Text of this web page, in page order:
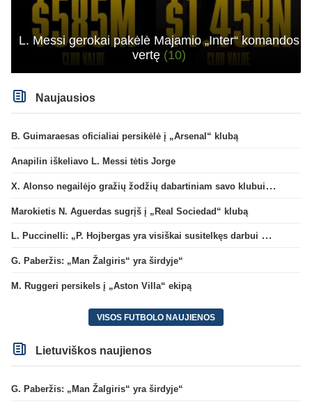
L. Messi gerokai pakėlė Majamio „Inter“ komandos
vertę (10)
Naujausios
B. Guimaraesas oficialiai persikėlė į „Arsenal“ klubą
Anapilin iškeliavo L. Messi tėtis Jorge
X. Alonso negailėjo gražių žodžių dabartiniam savo klubui „Chelsea“
Marokietis N. Aguerdas sugrįš į „Real Sociedad“ klubą
L. Puccinelli: „P. Hojbergas yra visiškai susitelkęs darbui Marselyje“
G. Paberžis: „Man Žalgiris“ yra širdyje“
M. Ruggeri persikels į „Aston Villa“ ekipą
VISOS FUTBOLO NAUJIENOS
Lietuviškos naujienos
G. Paberžis: „Man Žalgiris“ yra širdyje“